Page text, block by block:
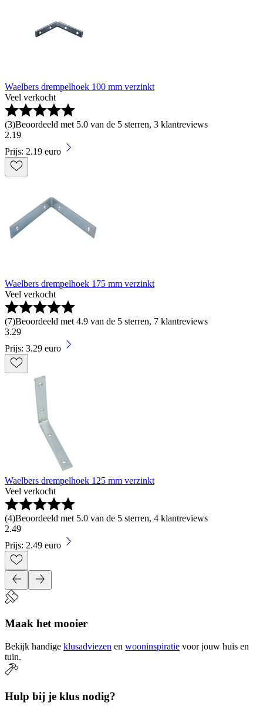
Waelbers drempelhoek 100 mm verzinkt
Veel verkocht
(3)Beoordeeld met 5.0 van de 5 sterren, 3 klantreviews
2.19
Prijs: 2.19 euro
Waelbers drempelhoek 175 mm verzinkt
Veel verkocht
(7)Beoordeeld met 4.9 van de 5 sterren, 7 klantreviews
3.29
Prijs: 3.29 euro
Waelbers drempelhoek 125 mm verzinkt
Veel verkocht
(4)Beoordeeld met 5.0 van de 5 sterren, 4 klantreviews
2.49
Prijs: 2.49 euro
Maak het mooier
Bekijk handige klusadviezen en wooninspiratie voor jouw huis en
tuin.
Hulp bij je klus nodig?